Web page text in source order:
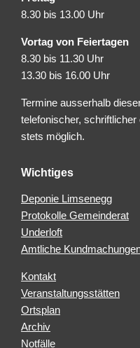
8.30 bis 13.00 Uhr
Vortag von Feiertagen
8.30 bis 11.30 Uhr
13.30 bis 16.00 Uhr
Termine ausserhalb
telefonischer,
stets möglich.
Wichtiges
Deponie Limsenegg
Protokolle Gemeinderat
Underloft
Amtliche
Kontakt
Veranstaltungsstätten
Ortsplan
Archiv
Notfälle